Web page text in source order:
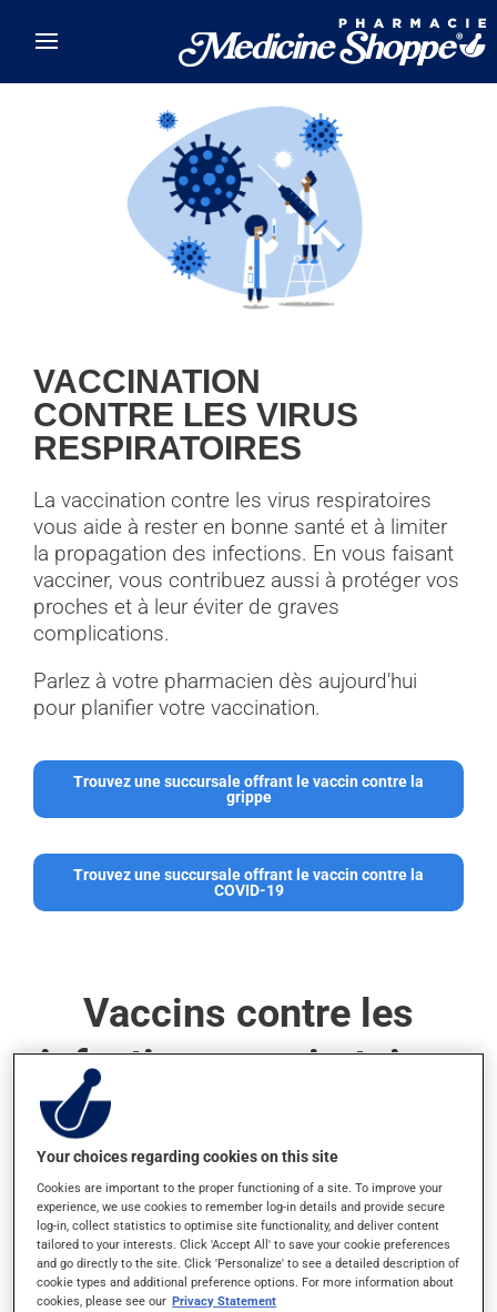
VACCINATION
CONTRE LES VIRUS
RESPIRATOIRES
La vaccination contre les virus respiratoires
vous aide à rester en bonne santé et à limiter
la propagation des infections. En vous faisant
vacciner, vous contribuez aussi à protéger vos
proches et à leur éviter de graves
complications.
Parlez à votre pharmacien dès aujourd'hui
pour planifier votre vaccination.
Trouvez une succursale offrant le vaccin contre la
grippe
Trouvez une succursale offrant le vaccin contre la
COVID-19
Vaccins contre les
infections respiratoires
Les vaccins suivants contre lesvirus
respiratoiressont offerts au public. Renseignez-
vous auprès de votre pharmacien pour savoir
s’ils sont offerts à votre succursale.
Your choices regarding cookies on this site
Cookies are important to the proper functioning of a site. To improve your
experience, we use cookies to remember log-in details and provide secure
log-in, collect statistics to optimise site functionality, and deliver content
tailored to your interests. Click 'Accept All' to save your cookie preferences
and go directly to the site. Click 'Personalize' to see a detailed description of
cookie types and additional preference options. For more information about
cookies, please see our Privacy Statement